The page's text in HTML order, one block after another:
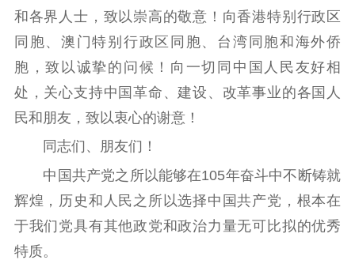
和各界人士，致以崇高的敬意！向香港特别行政区
同胞、澳门特别行政区同胞、台湾同胞和海外侨
胞，致以诚挚的问候！向一切同中国人民友好相
处，关心支持中国革命、建设、改革事业的各国人
民和朋友，致以衷心的谢意！
同志们、朋友们！
中国共产党之所以能够在105年奋斗中不断铸就
辉煌，历史和人民之所以选择中国共产党，根本在
于我们党具有其他政党和政治力量无可比拟的优秀
特质。